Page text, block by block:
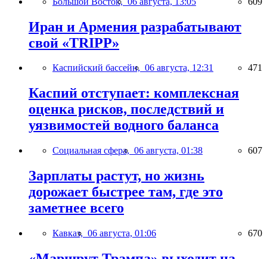
Иран и Армения разрабатывают
свой «TRIPP»
Каспийский бассейн, 06 августа, 12:31 471
Каспий отступает: комплексная
оценка рисков, последствий и
уязвимостей водного баланса
Социальная сфера, 06 августа, 01:38 607
Зарплаты растут, но жизнь
дорожает быстрее там, где это
заметнее всего
Кавказ, 06 августа, 01:06 670